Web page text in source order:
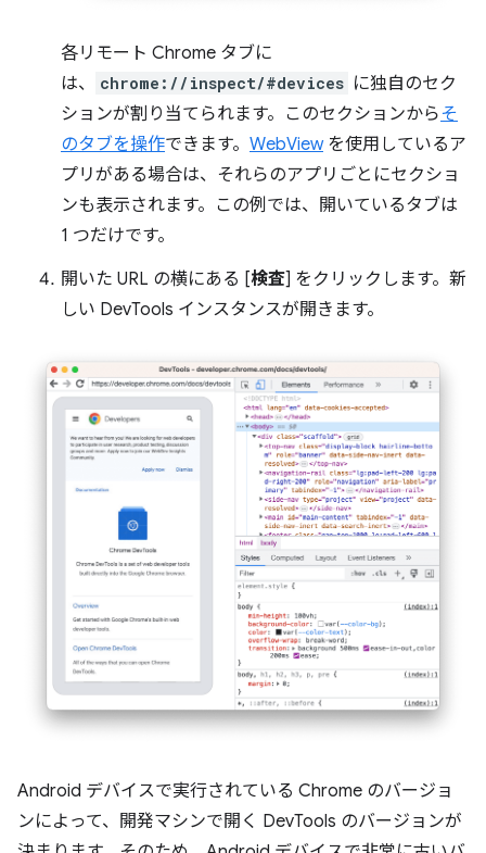
各リモート Chrome タブに
は、
chrome://inspect/#devices に独自のセク
ションが割り当てられます。このセクションからそ
のタブを操作できます。 WebViewを使用しているア
プリがある場合は、それらのアプリごとにセクショ
ンも表示されます。この例では、開いているタブは
1 つだけです。
開いた URL の横にある [検査] をクリックします。新
しい DevTools インスタンスが開きます。
Android デバイスで実行されている Chrome のバージョ
ンによって、開発マシンで開く DevTools のバージョンが